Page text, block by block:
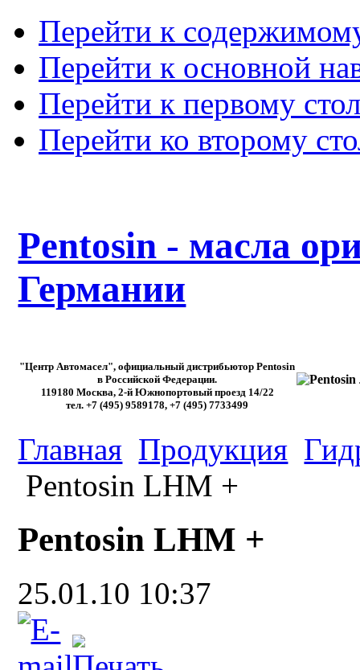
Перейти к
Перейти к основной
Перейти к первому
Перейти ко второму
Pentosin - масла
Германии
"Центр Автомасел", официальный дистрибьютор Pentosin
в Российской Федерации.
119180 Москва, 2-й Южнопортовый проезд 14/22
тел. +7 (495) 9589178, +7 (495) 7733499
Главная Продукция
Pentosin LHM +
Pentosin LHM +
25.01.10 10:37